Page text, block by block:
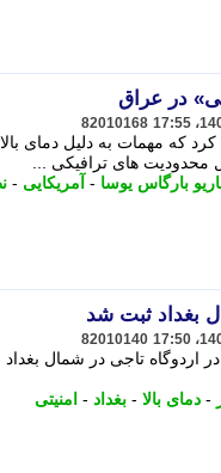
در عراق
82010168
که مهمات به دلیل دمای
بارگاس یوسا - آمریکایی -
بغداد ثبت شد
82010140
اردوگاه تاجی در شمال
- دمای بالا - بغداد - امنیتی